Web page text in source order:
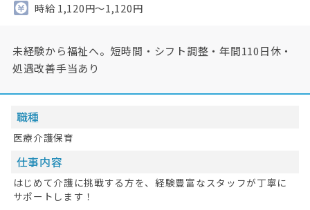
時給 1,120円～1,120円
未経験から福祉へ。短時間・シフト調整・年間110日休・
処遇改善手当あり
職種
医療介護保育
仕事内容
はじめて介護に挑戦する方を、経験豊富なスタッフが丁寧に
サポートします！